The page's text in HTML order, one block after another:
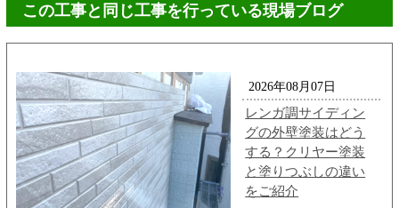
この工事と同じ工事を行っている現場ブログ
2026年08月07日
レンガ調サイディン
グの外壁塗装はどう
する？クリヤー塗装
と塗りつぶしの違い
をご紹介